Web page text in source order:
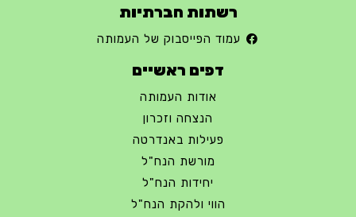
רשתות חברתיות
עמוד הפייסבוק של העמותה
דפים ראשיים
אודות העמותה
הנצחה וזכרון
פעילות באנדרטה
מורשת הנח"ל
יחידות הנח"ל
הווי ולהקת הנח"ל